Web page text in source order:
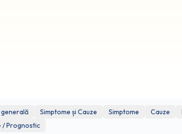
Simptome și Cauze Simptome Cauze
/ Prognostic